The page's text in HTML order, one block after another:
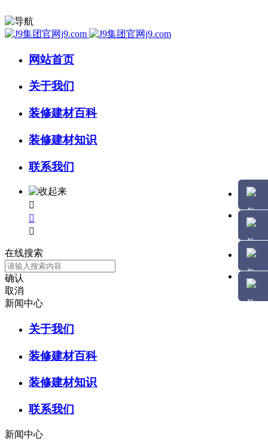
网站首页
关于我们
装修建材百科
装修建材知识
联系我们



在线搜索
确认
取消
新闻中心
关于我们
装修建材百科
装修建材知识
联系我们
新闻中心